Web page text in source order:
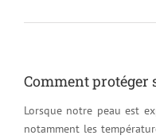
Comment protéger
Lorsque notre peau est
notamment les